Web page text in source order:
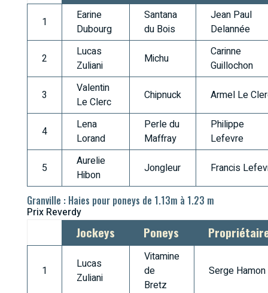
1
Earine
Dubourg
Santana
du Bois
Jean Paul
Delannée
2
Lucas
Zuliani
Michu
Carinne
Guillochon
3
Valentin
Le Clerc
Chipnuck Armel Le
4
Lena
Lorand
Perle du
Maffray
Philippe
Lefevre
5
Aurelie
Hibon
Jongleur Francis
Granville : Haies pour poneys de 1.13m à 1.23 m
Prix Reverdy
Jockeys Poneys
1
Lucas
Zuliani
Vitamine
de
Bretz
Serge Hamon